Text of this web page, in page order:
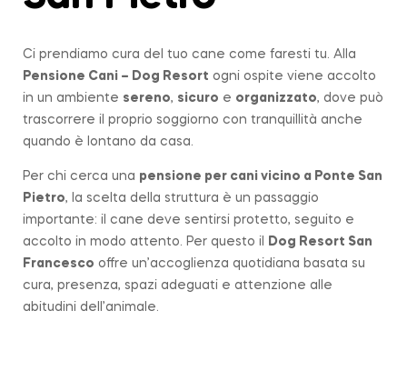
Ci prendiamo cura del tuo cane come faresti tu. Alla
Pensione Cani – Dog Resort ogni ospite viene accolto
in un ambiente sereno, sicuro e organizzato, dove può
trascorrere il proprio soggiorno con tranquillità anche
quando è lontano da casa.
Per chi cerca una pensione per cani vicino a Ponte San
Pietro, la scelta della struttura è un passaggio
importante: il cane deve sentirsi protetto, seguito e
accolto in modo attento. Per questo il
Dog Resort San
Francesco offre un’accoglienza quotidiana basata su
cura, presenza, spazi adeguati e attenzione alle
abitudini dell’animale.